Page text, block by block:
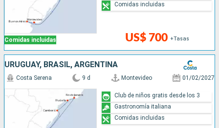
Comidas incluidas US$ 700 +Tasas
Comidas incluidas
URUGUAY, BRASIL, ARGENTINA
Costa Serena 9 d Montevideo 01/02/2027
Club de niños gratis desde los 3
Gastronomía italiana
Comidas incluidas